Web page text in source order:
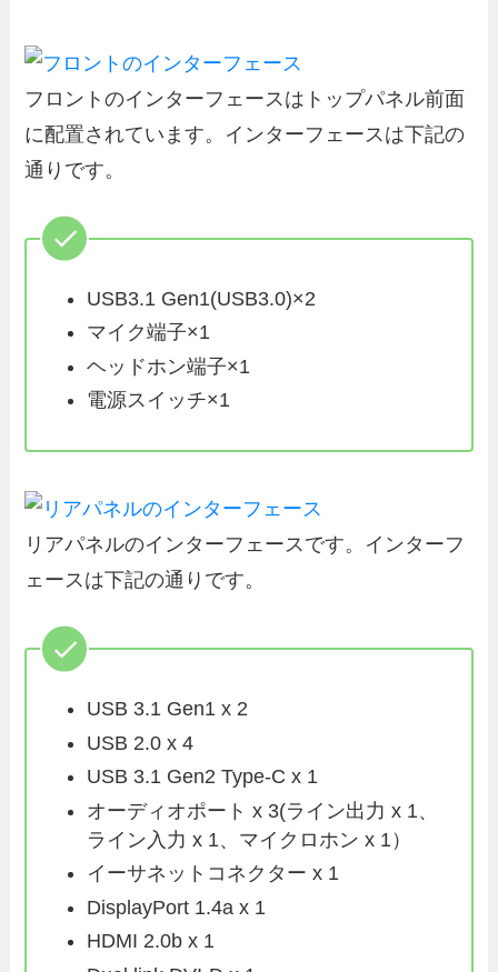
フロントのインターフェースはトップパネル前面
に配置されています。インターフェースは下記の
通りです。
USB3.1 Gen1(USB3.0)×2
マイク端子×1
ヘッドホン端子×1
電源スイッチ×1
リアパネルのインターフェースです。インターフ
ェースは下記の通りです。
USB 3.1 Gen1 x 2
USB 2.0 x 4
USB 3.1 Gen2 Type-C x 1
オーディオポート x 3(ライン出力 x 1、
ライン入力 x 1、マイクロホン x 1）
イーサネットコネクター x 1
DisplayPort 1.4a x 1
HDMI 2.0b x 1